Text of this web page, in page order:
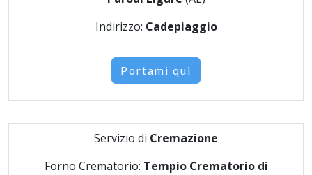
Indirizzo: Cadepiaggio
Portami qui
Servizio di Cremazione
Forno Crematorio: Tempio Crematorio di